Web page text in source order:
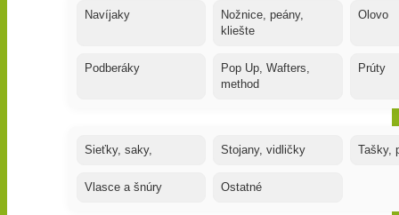
Navíjaky
Nožnice, peány,
kliešte
Olovo
Podberáky
Pop Up, Wafters,
method
Prúty
Sieťky, saky, Stojany, vidličky Tašky,
Vlasce a šnúry Ostatné